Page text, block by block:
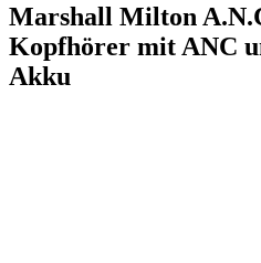
Marshall Milton
Kopfhörer mit ANC
Akku